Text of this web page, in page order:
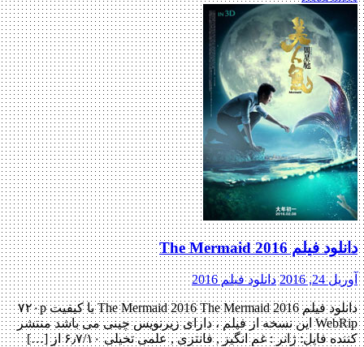
دانلود فیلم The Mermaid 2016
آوریل 24, 2016 دانلود فیلم 2016
دانلود فیلم The Mermaid 2016 The Mermaid 2016 با کیفیت ۷۲۰p
WebRip این نسخه از فیلم ، دارای زیرنویس چینی می باشد منتشر
کننده فایل: ژانر : غم انگیز , فانتزی , علمی تخیلی ۶٫۷/۱۰ از […]